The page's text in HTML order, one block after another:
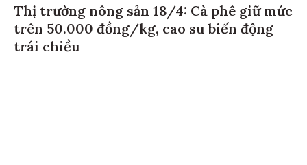
Thị trường nông sản 18/4: Cà phê giữ mức
trên 50.000 đồng/kg, cao su biến động
trái chiều